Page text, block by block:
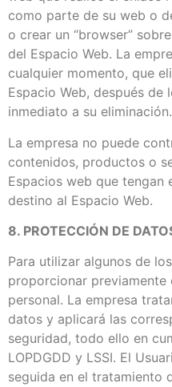
como parte de su web o
o crear un “browser”
del Espacio Web. La
cualquier momento, que
Espacio Web, después
inmediato a su eliminación.
La empresa no puede
contenidos, productos o
Espacios web que tengan
destino al Espacio Web.
8. PROTECCIÓN DE
Para utilizar algunos de
proporcionar
personal. La empresa
datos y aplicará las
seguridad, todo ello en
LOPDGDD y LSSI. El
seguida en el tratamiento